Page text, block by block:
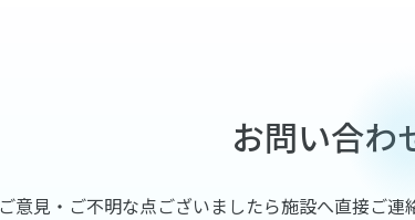
お問い合わ
ご意見・ご不明な点ございましたら施設へ直接ご